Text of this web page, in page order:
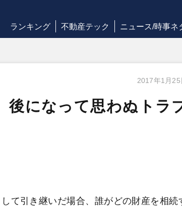
ランキング 不動産テック ニュース/時事ネ
2017年1月25
になって思わぬトラ
て引き継いだ場合、誰がどの財産を相続